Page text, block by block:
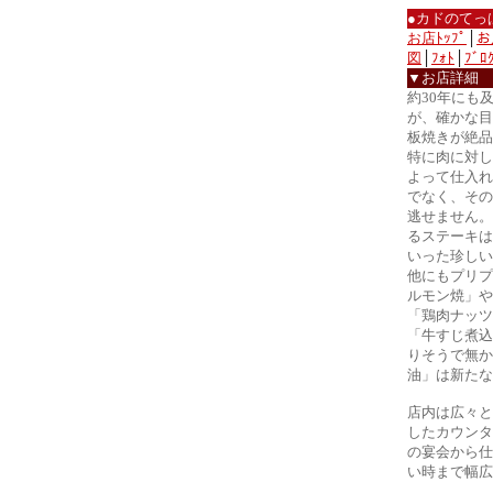
●カドのて
お店ﾄｯﾌﾟ
図
ﾌｫﾄ
ﾌﾞﾛ
▼お店詳細
約30年にも
が、確かな
板焼きが絶
特に肉に対
よって仕入
でなく、そ
逃せません
るステーキ
いった珍し
他にもプリ
ルモン焼」
「鶏肉ナッ
「牛すじ煮
りそうで無
油」は新た
店内は広々
したカウン
の宴会から
い時まで幅